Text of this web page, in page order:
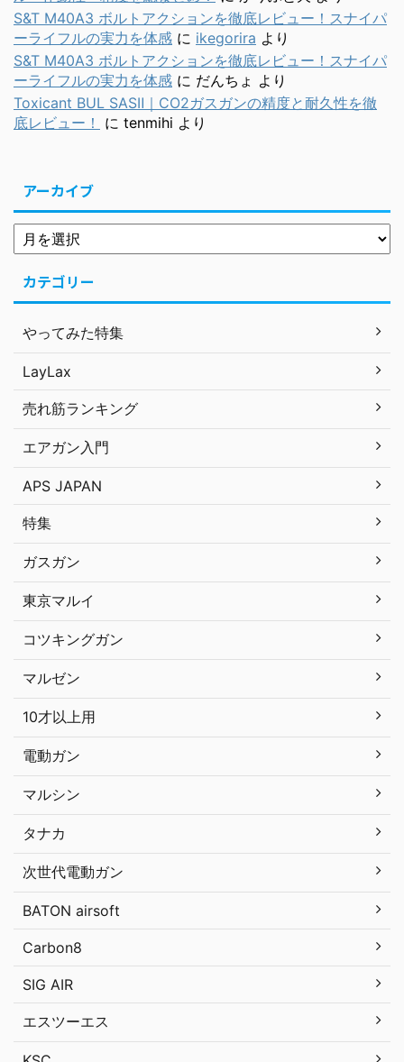
S&T M40A3 ボルトアクションを徹底レビュー！スナイパ
ーライフルの実力を体感 に ikegorira より
S&T M40A3 ボルトアクションを徹底レビュー！スナイパ
ーライフルの実力を体感 に だんちょ より
Toxicant BUL SASⅡ｜CO2ガスガンの精度と耐久性を徹
底レビュー！
に tenmihi より
アーカイブ
カテゴリー
やってみた特集
LayLax
売れ筋ランキング
エアガン入門
APS JAPAN
特集
ガスガン
東京マルイ
コツキングガン
マルゼン
10才以上用
電動ガン
マルシン
タナカ
次世代電動ガン
BATON airsoft
Carbon8
SIG AIR
エスツーエス